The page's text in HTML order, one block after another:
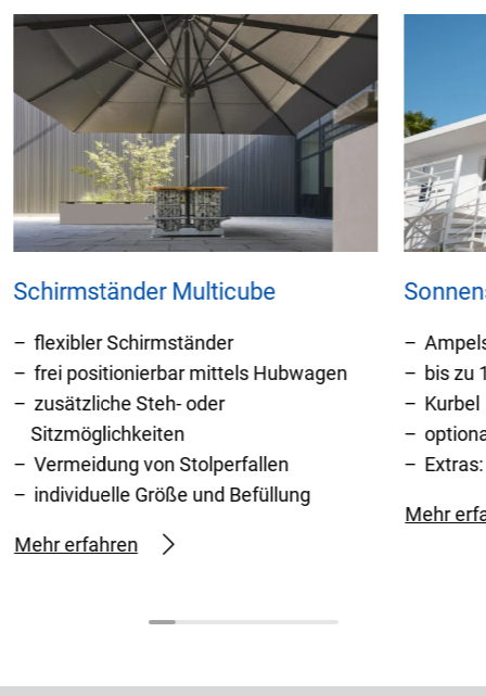
Schirmständer Multicube
flexibler Schirmständer
frei positionierbar mittels Hubwagen
zusätzliche Steh- oder
Sitzmöglichkeiten
Vermeidung von Stolperfallen
individuelle Größe und Befüllung
Mehr erfahren
bis zu
Kurbel
Mehr